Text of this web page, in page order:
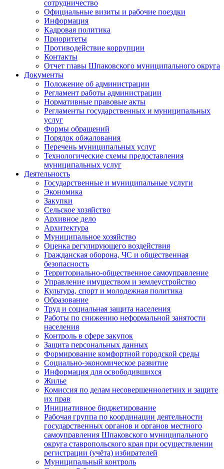
сотрудничество
Официальные визиты и рабочие поездки
Информация
Кадровая политика
Приоритеты
Противодействие коррупции
Контакты
Отчет главы Шпаковского муниципального округа
Документы
Положение об администрации
Регламент работы администрации
Нормативные правовые акты
Регламенты государственных и муниципальных
услуг
Формы обращений
Порядок обжалования
Перечень муниципальных услуг
Технологические схемы предоставления
муниципальных услуг
Деятельность
Государственные и муниципальные услуги
Экономика
Закупки
Сельское хозяйство
Архивное дело
Архитектура
Муниципальное хозяйство
Оценка регулирующего воздействия
Гражданская оборона, ЧС и общественная
безопасность
Территориально-общественное самоуправление
Управление имуществом и землеустройство
Культура, спорт и молодежная политика
Образование
Труд и социальная защита населения
Работы по снижению неформальной занятости
населения
Контроль в сфере закупок
Защита персональных данных
Формирование комфортной городской среды
Социально-экономическое развитие
Информация для освободившихся
Жилье
Комиссия по делам несовершеннолетних и защите
их прав
Инициативное бюджетирование
Рабочая группа по координации деятельности
государственных органов и органов местного
самоуправления Шпаковского муниципального
округа ставропольского края при осуществлении
регистрации (учёта) избирателей
Муниципальный контроль